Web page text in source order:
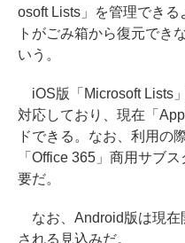
osoft Lists」を管理でき
トがごみ箱から復元でき
いう。
iOS版「Microsoft Lists
対応しており、現在「
ドできる。なお、利用の
「Office 365」商用サブ
要だ。
なお、Android版は現在
される見込みだ。